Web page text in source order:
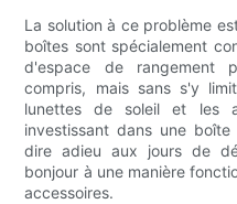
La solution à ce problème
boîtes sont spécialement
d'espace de rangement
compris, mais sans s'y
lunettes de soleil et les
investissant dans une
dire adieu aux jours de
bonjour à une manière
accessoires.